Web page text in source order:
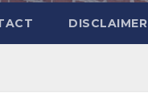
DISCLAIMER